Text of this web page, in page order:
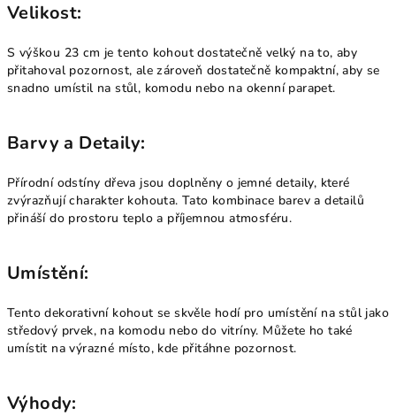
Velikost:
S výškou 23 cm je tento kohout dostatečně velký na to, aby
přitahoval pozornost, ale zároveň dostatečně kompaktní, aby se
snadno umístil na stůl, komodu nebo na okenní parapet.
Barvy a Detaily:
Přírodní odstíny dřeva jsou doplněny o jemné detaily, které
zvýrazňují charakter kohouta. Tato kombinace barev a detailů
přináší do prostoru teplo a příjemnou atmosféru.
Umístění:
Tento dekorativní kohout se skvěle hodí pro umístění na stůl jako
středový prvek, na komodu nebo do vitríny. Můžete ho také
umístit na výrazné místo, kde přitáhne pozornost.
Výhody: